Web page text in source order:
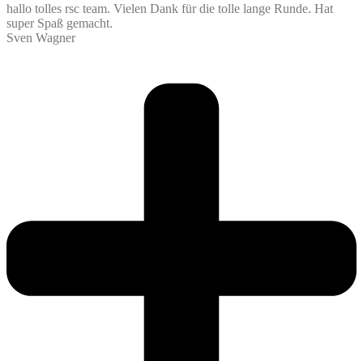
hallo tolles rsc team. Vielen Dank für die tolle lange Runde. Hat
super Spaß gemacht.
Sven Wagner